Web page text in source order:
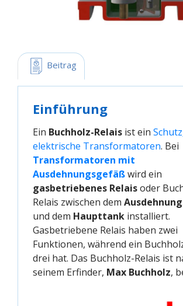
Beitrag
Einführung
Ein Buchholz-Relais ist ein
elektrische Transformatoren. Bei
Transformatoren mit
Ausdehnungsgefäßwird ein
gasbetriebenes Relaisoder
Relais zwischen dem
und dem Haupttank installiert.
Gasbetriebene Relais haben zwei
Funktionen, während ein
drei hat. Das Buchholz-Relais ist
seinem Erfinder, Max Buchholz,